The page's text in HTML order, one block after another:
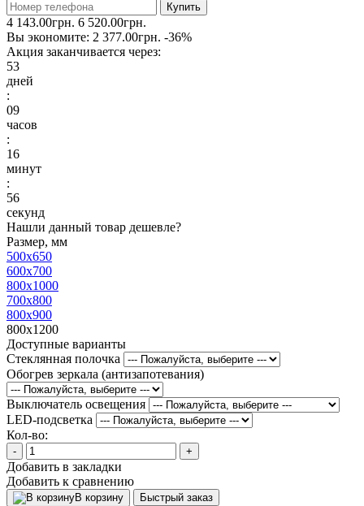
Купить
4 143.00грн. 6 520.00грн.
Вы экономите: 2 377.00грн. -36%
Акция заканчивается через:
53
дней
:
09
часов
:
16
минут
:
56
секунд
Нашли данный товар дешевле?
Размер, мм
500x650
600x700
800x1000
700x800
800x900
800x1200
Доступные варианты
Стеклянная полочка
Обогрев зеркала (антизапотевания)
Выключатель освещения
LED-подсветка
Кол-во:
- +
Добавить в закладки
Добавить к сравнению
В корзину Быстрый заказ